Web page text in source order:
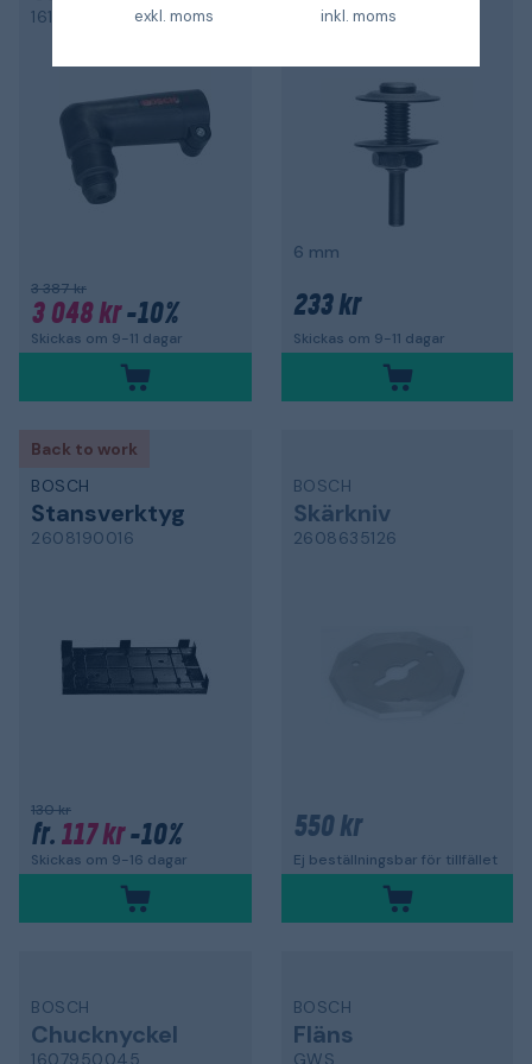
exkl. moms inkl. moms
1618580000
3 387 kr
3 048 kr-10%
Skickas om 9-11 dagar
2609256559
6 mm
233 kr
Skickas om 9-11 dagar
Back to work
BOSCH
Stansverktyg
2608190016
130 kr
fr. 117 kr-10%
Skickas om 9-16 dagar
BOSCH
Skärkniv
2608635126
550 kr
Ej beställningsbar för tillfället
BOSCH
Chucknyckel
1607950045
BOSCH
Fläns
GWS